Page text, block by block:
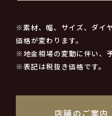
※素材、幅、サイズ、ダイ
価格が変わります。
※地金相場の変動に伴い、
※表記は税抜き価格です。
店舗のご案内